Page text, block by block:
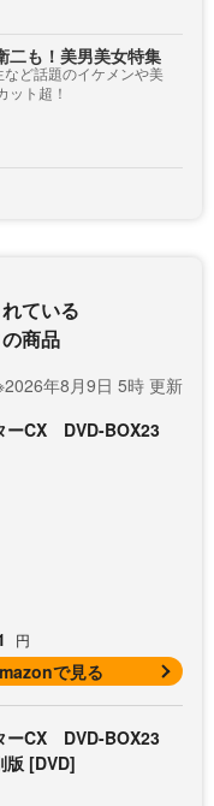
二も！美男美女特集
ど話題のイケメンや美
ット超！
ている
商品
年8月9日 5時 更新
ーCX DVD-BOX23
円
で見る
ーCX DVD-BOX23
版 [DVD]